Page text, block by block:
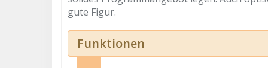
gute Figur.
Funktionen